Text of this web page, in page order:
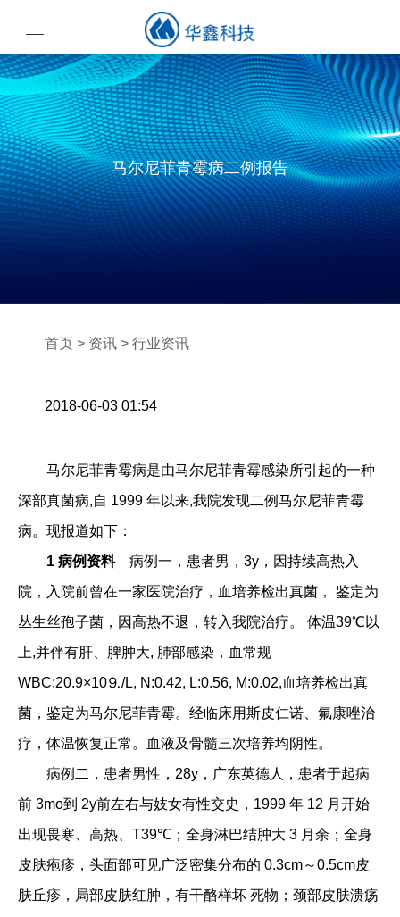
首页
关于
公司简介
公司文化
公司资质荣誉
服务
产品销售
售后服务
产品
自主产品
科研文档 En \中
马尔尼菲青霉病二例报告
首页 > 资讯 > 行业资讯
2018-06-03 01:54
马尔尼菲青霉病是由马尔尼菲青霉感染所引起的一种
深部真菌病,自 1999 年以来,我院发现二例马尔尼菲青霉
病。现报道如下：
1 病例资料
病例一，患者男，3y，因持续高热入
院，入院前曾在一家医院治疗，血培养检出真菌， 鉴定为
丛生丝孢子菌，因高热不退，转入我院治疗。 体温39℃以
上,并伴有肝、脾肿大, 肺部感染，血常规
WBC:20.9×10⒐/L, N:0.42, L:0.56, M:0.02,血培养检出真
菌，鉴定为马尔尼菲青霉。经临床用斯皮仁诺、氟康唑治
疗，体温恢复正常。血液及骨髓三次培养均阴性。
病例二，患者男性，28y，广东英德人，患者于起病
前 3mo到 2y前左右与妓女有性交史，1999 年 12 月开始
出现畏寒、高热、T39℃；全身淋巴结肿大 3 月余；全身
皮肤疱疹，头面部可见广泛密集分布的 0.3cm～0.5cm皮
肤丘疹，局部皮肤红肿，有干酪样坏 死物；颈部皮肤溃疡